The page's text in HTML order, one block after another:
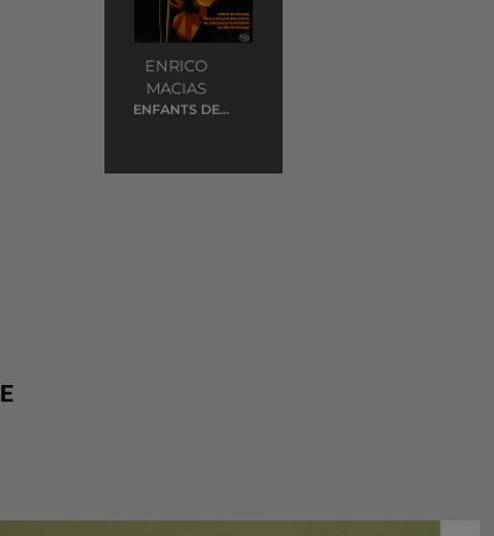
ENRICO
MACIAS
ENFANTS DE